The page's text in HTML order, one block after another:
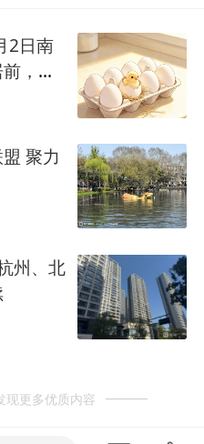
2日南
，杭
聚力
州、北
现更多优质内容